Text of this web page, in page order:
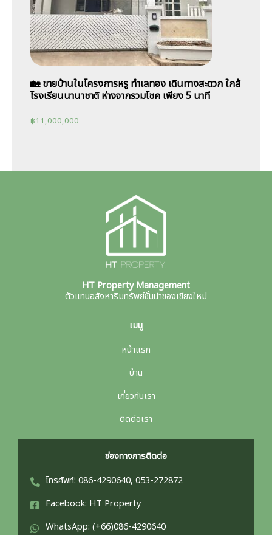
🏡 ขายบ้านในโครงการหรู ทำเลทอง เดินทางสะดวก ใกล้
โรงเรียนนานาชาติ ห่างจากรวมโชค เพียง 5 นาที
฿11,000,000
HT Property Management
ตัวแทนอสังหาริมทรัพย์ชั้นนำของเชียงใหม่
เมนู
หน้าแรก
บ้าน
เกี่ยวกับเรา
ติดต่อเรา
ช่องทางการติดต่อ
โทรศัพท์: 086-4290640, 053-272872
Facebook: HT Property
WhatsApp: (+66)086-4290640